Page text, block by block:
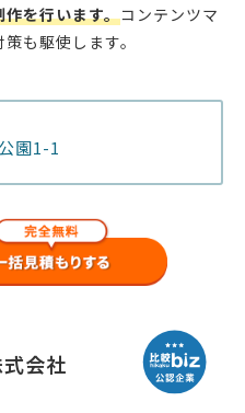
を行います。コンテンツマ
も駆使します。
園1-1
会社